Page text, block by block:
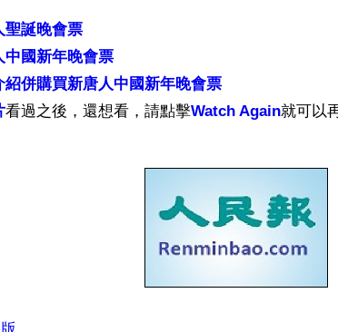
聖誕晚會票
中國新年晚會票
紹併購買新唐人中國新年晚會票
看過之後，還想看，請點擊Watch Again就可以